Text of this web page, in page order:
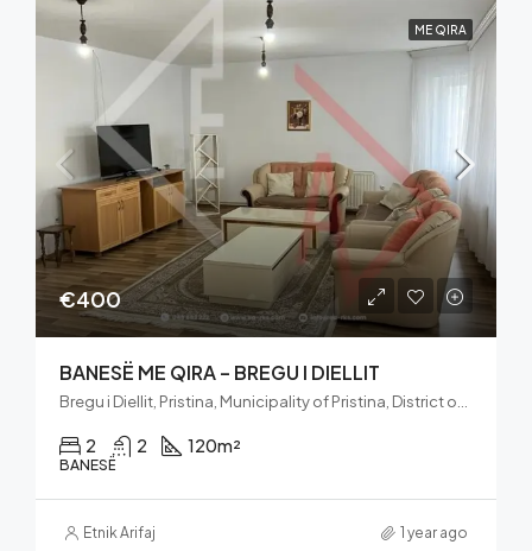
ME QIRA
€400
BANESË ME QIRA – BREGU I DIELLIT
Bregu i Diellit, Pristina, Municipality of Pristina, District of Prishtina, 10060, Kosovo
2 2 120m²
BANESË
Etnik Arifaj 1 year ago